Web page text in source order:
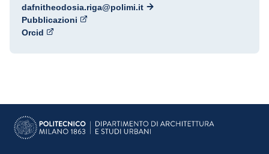
dafnitheodosia.riga@polimi.it
Pubblicazioni
Orcid